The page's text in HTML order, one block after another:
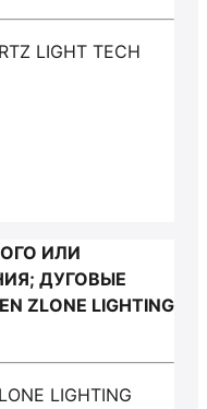
LIGHT TECH
ИЛИ
ДУГОВЫЕ
ZLONE LIGHTING
LIGHTING